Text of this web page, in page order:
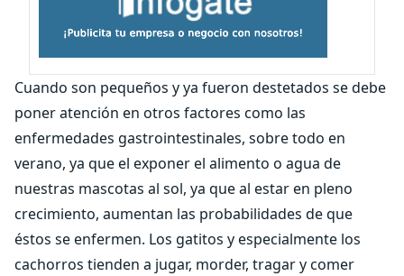
Cuando son pequeños y ya fueron destetados se debe
poner atención en otros factores como las
enfermedades gastrointestinales, sobre todo en
verano, ya que el exponer el alimento o agua de
nuestras mascotas al sol, ya que al estar en pleno
crecimiento, aumentan las probabilidades de que
éstos se enfermen. Los gatitos y especialmente los
cachorros tienden a jugar, morder, tragar y comer